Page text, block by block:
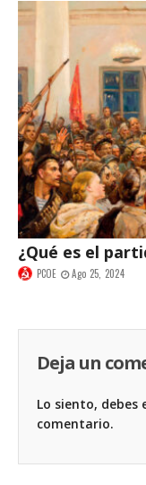
¿Qué es el
PCOE Ago 25, 2024
Deja un
Lo siento, debes
comentario.